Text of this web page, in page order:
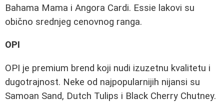
Bahama Mama i Angora Cardi. Essie lakovi su
obično srednjeg cenovnog ranga.
OPI
OPI je premium brend koji nudi izuzetnu kvalitetu i
dugotrajnost. Neke od najpopularnijih nijansi su
Samoan Sand, Dutch Tulips i Black Cherry Chutney.